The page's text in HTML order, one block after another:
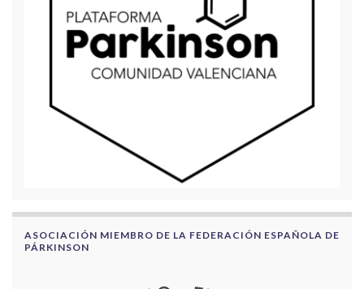
ASOCIACIÓN MIEMBRO DE LA FEDERACIÓN ESPAÑOLA DE
PÁRKINSON